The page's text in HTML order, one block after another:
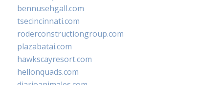
bennusehgall.com
tsecincinnati.com
roderconstructiongroup.com
plazabatai.com
hawkscayresort.com
hellonquads.com